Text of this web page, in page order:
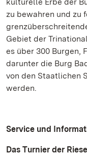
zu bewahren und zu
Gebiet der
es über 300 Burgen,
darunter die Burg
von den Staatlichen
werden.
Service und
Das Turnier der